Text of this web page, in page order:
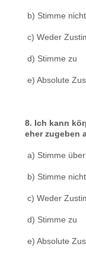
b) Stimme
c) Weder
d) Stimme zu
e) Absolute
8. Ich kann
eher zugeben
a) Stimme
b) Stimme
c) Weder
d) Stimme zu
e) Absolute